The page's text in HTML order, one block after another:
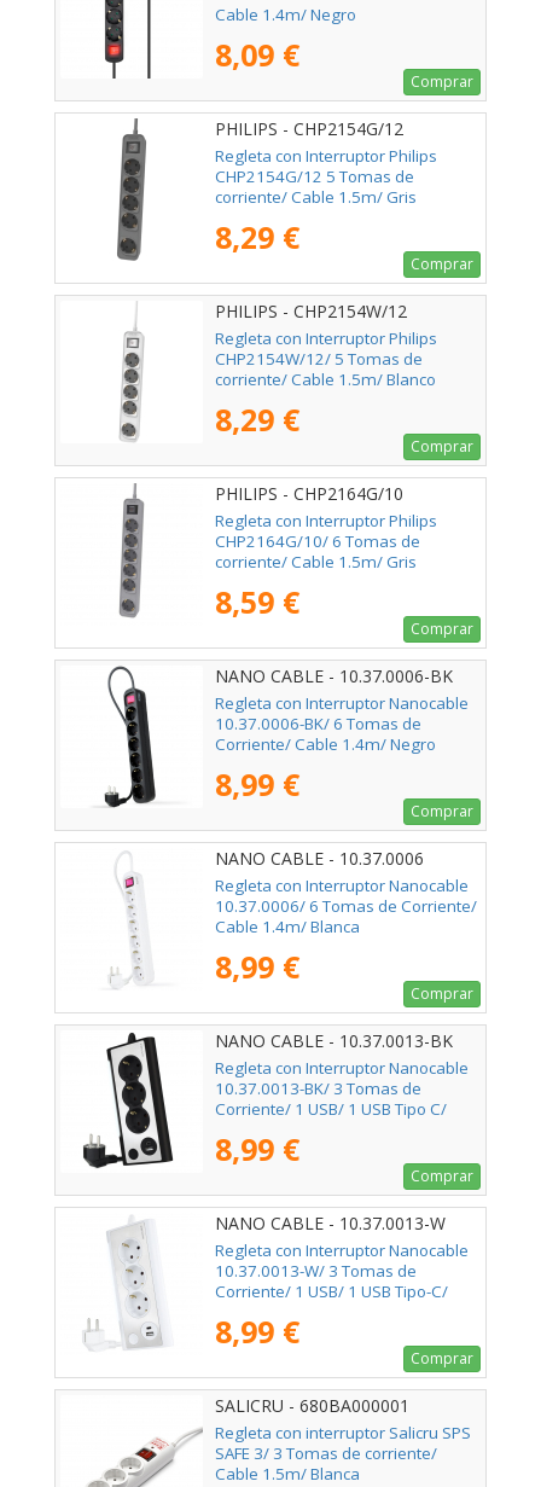
Cable 1.4m/ Negro
8,09 €
Comprar
PHILIPS - CHP2154G/12
Regleta con Interruptor Philips
CHP2154G/12 5 Tomas de
corriente/ Cable 1.5m/ Gris
8,29 €
Comprar
PHILIPS - CHP2154W/12
Regleta con Interruptor Philips
CHP2154W/12/ 5 Tomas de
corriente/ Cable 1.5m/ Blanco
8,29 €
Comprar
PHILIPS - CHP2164G/10
Regleta con Interruptor Philips
CHP2164G/10/ 6 Tomas de
corriente/ Cable 1.5m/ Gris
8,59 €
Comprar
NANO CABLE - 10.37.0006-BK
Regleta con Interruptor Nanocable
10.37.0006-BK/ 6 Tomas de
Corriente/ Cable 1.4m/ Negro
8,99 €
Comprar
NANO CABLE - 10.37.0006
Regleta con Interruptor Nanocable
10.37.0006/ 6 Tomas de Corriente/
Cable 1.4m/ Blanca
8,99 €
Comprar
NANO CABLE - 10.37.0013-BK
Regleta con Interruptor Nanocable
10.37.0013-BK/ 3 Tomas de
Corriente/ 1 USB/ 1 USB Tipo C/
8,99 €
Comprar
NANO CABLE - 10.37.0013-W
Regleta con Interruptor Nanocable
10.37.0013-W/ 3 Tomas de
Corriente/ 1 USB/ 1 USB Tipo-C/
8,99 €
Comprar
SALICRU - 680BA000001
Regleta con interruptor Salicru SPS
SAFE 3/ 3 Tomas de corriente/
Cable 1.5m/ Blanca